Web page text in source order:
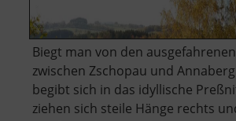
Biegt man von den
zwischen Zschopau und
begibt sich in das idyllische
ziehen sich steile Hänge rechts